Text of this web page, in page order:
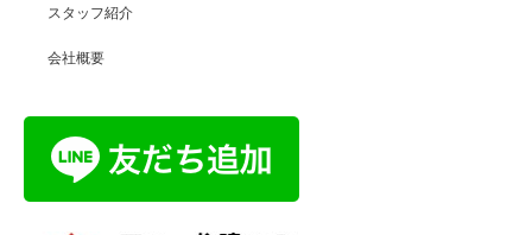
スタッフ紹介
会社概要